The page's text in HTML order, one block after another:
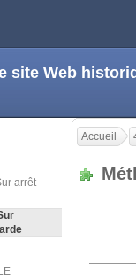
site Web
arrêt
Accueil